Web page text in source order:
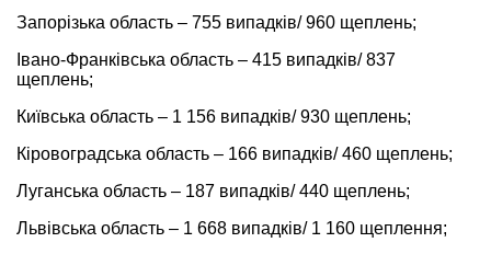
Запорізька область – 755 випадків/ 960 щеплень;
Івано-Франківська область – 415 випадків/ 837
щеплень;
Київська область – 1 156 випадків/ 930 щеплень;
Кіровоградська область – 166 випадків/ 460 щеплень;
Луганська область – 187 випадків/ 440 щеплень;
Львівська область – 1 668 випадків/ 1 160 щеплення;